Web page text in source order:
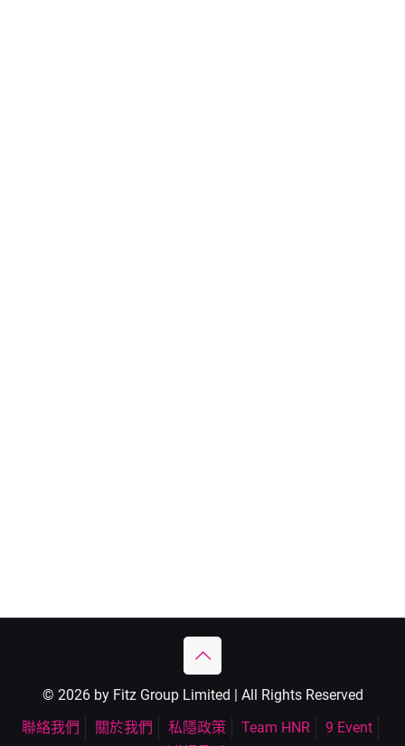
© 2026 by Fitz Group Limited | All Rights Reserved
聯絡我們
關於我們 私隱政策 Team HNR
9 Event